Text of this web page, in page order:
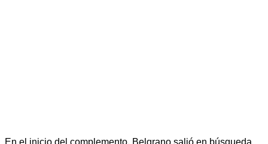
En el inicio del complemento, Belgrano salió en búsqueda